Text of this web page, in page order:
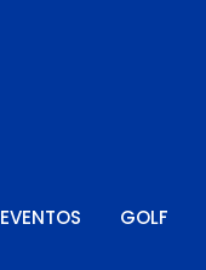
EVENTOS GOLF